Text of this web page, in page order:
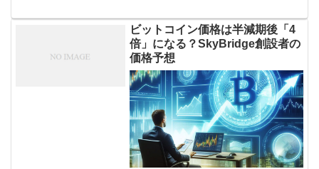
（Metacade）は、4月6日にユニ […]
ビットコイン価格は半減期後「4
倍」になる？SkyBridge創設者の
価格予想